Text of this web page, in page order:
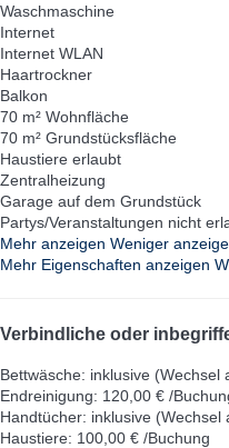
Waschmaschine
Internet
Internet WLAN
Haartrockner
Balkon
70 m² Wohnfläche
70 m² Grundstücksfläche
Haustiere erlaubt
Zentralheizung
Garage auf dem Grundstück
Partys/Veranstaltungen nicht
Mehr anzeigen Weniger
Mehr Eigenschaften anzeigen
Verbindliche oder
Bettwäsche: inklusive (Wechsel
Endreinigung: 120,00 € /
Handtücher: inklusive (Wechsel
Haustiere: 100,00 € /Buchung